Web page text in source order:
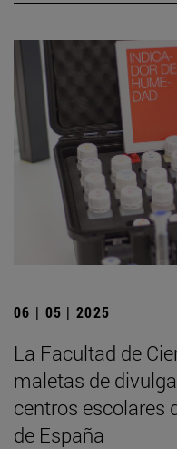
06 | 05 | 2025
La Facultad de
maletas de
centros escolares
de España